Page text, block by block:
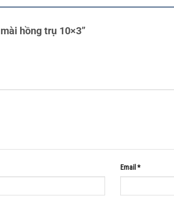
hồng trụ 10×3”
Email *